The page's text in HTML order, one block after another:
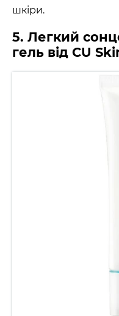
шкіри.
5. Легкий
гель від CU